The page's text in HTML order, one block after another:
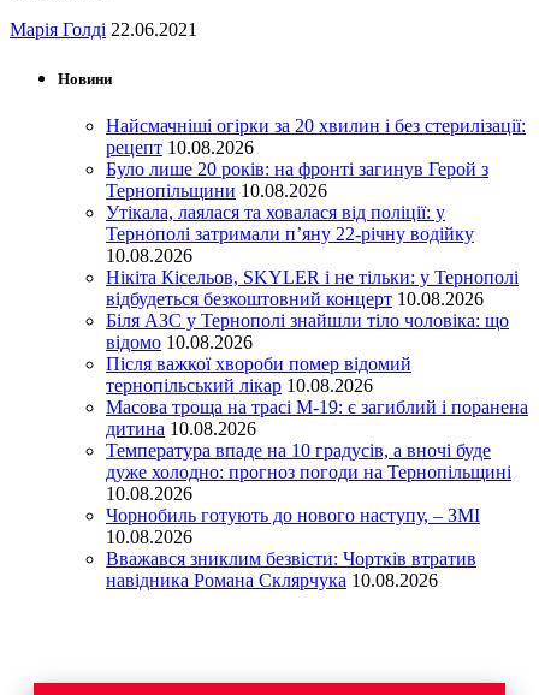
Марія Голді 22.06.2021
Новини
Найсмачніші огірки за 20 хвилин і без стерилізації:
рецепт 10.08.2026
Було лише 20 років: на фронті загинув Герой з
Тернопільщини 10.08.2026
Утікала, лаялася та ховалася від поліції: у
Тернополі затримали п’яну 22-річну водійку
10.08.2026
Нікіта Кісельов, SKYLER і не тільки: у Тернополі
відбудеться безкоштовний концерт 10.08.2026
Біля АЗС у Тернополі знайшли тіло чоловіка: що
відомо 10.08.2026
Після важкої хвороби помер відомий
тернопільський лікар 10.08.2026
Масова троща на трасі М-19: є загиблий і поранена
дитина 10.08.2026
Температура впаде на 10 градусів, а вночі буде
дуже холодно: прогноз погоди на Тернопільщині
10.08.2026
Чорнобиль готують до нового наступу, – ЗМІ
10.08.2026
Вважався зниклим безвісти: Чортків втратив
навідника Романа Склярчука 10.08.2026